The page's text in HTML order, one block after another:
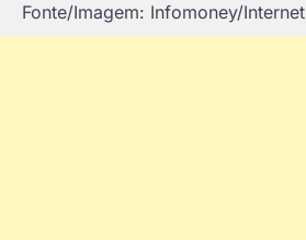
Fonte/Imagem: Infomoney/Internet